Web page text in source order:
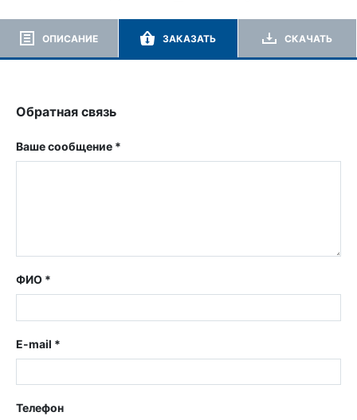
ОПИСАНИЕ ЗАКАЗАТЬ СКАЧАТЬ
Обратная связь
Ваше сообщение *
ФИО *
E-mail *
Телефон